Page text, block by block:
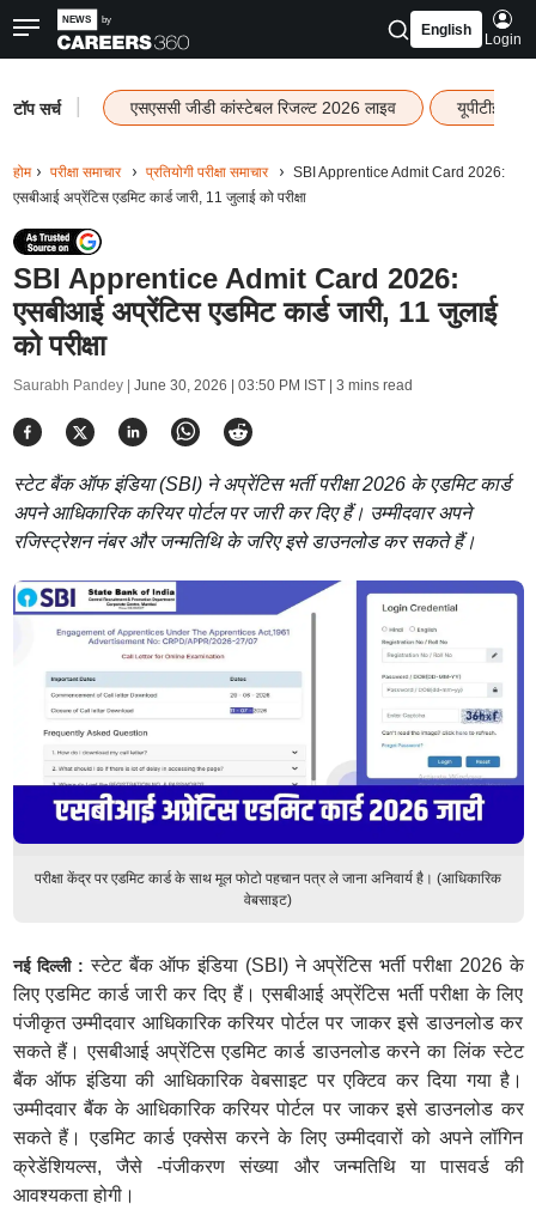
English
Login
टॉप सर्च एसएससी जीडी कांस्टेबल रिजल्ट 2026 लाइव यूपीटीईटी
होम परीक्षा समाचार प्रतियोगी परीक्षा समाचार
SBI Apprentice Admit Card 2026:
एसबीआई अप्रेंटिस एडमिट कार्ड जारी, 11 जुलाई को परीक्षा
SBI Apprentice Admit Card 2026:
एसबीआई अप्रेंटिस एडमिट कार्ड जारी, 11 जुलाई
को परीक्षा
Saurabh Pandey | June 30, 2026 | 03:50 PM IST| 3 mins read
स्टेट बैंक ऑफ इंडिया (SBI) ने अप्रेंटिस भर्ती परीक्षा 2026 के एडमिट कार्ड
अपने आधिकारिक करियर पोर्टल पर जारी कर दिए हैं। उम्मीदवार अपने
रजिस्ट्रेशन नंबर और जन्मतिथि के जरिए इसे डाउनलोड कर सकते हैं।
परीक्षा केंद्र पर एडमिट कार्ड के साथ मूल फोटो पहचान पत्र ले जाना अनिवार्य है। (आधिकारिक
वेबसाइट)
नई दिल्ली : स्टेट बैंक ऑफ इंडिया (SBI) ने अप्रेंटिस भर्ती परीक्षा 2026 के
लिए एडमिट कार्ड जारी कर दिए हैं। एसबीआई अप्रेंटिस भर्ती परीक्षा के लिए
पंजीकृत उम्मीदवार आधिकारिक करियर पोर्टल पर जाकर इसे डाउनलोड कर
सकते हैं। एसबीआई अप्रेंटिस एडमिट कार्ड डाउनलोड करने का लिंक स्टेट
बैंक ऑफ इंडिया की आधिकारिक वेबसाइट पर एक्टिव कर दिया गया है।
उम्मीदवार बैंक के आधिकारिक करियर पोर्टल पर जाकर इसे डाउनलोड कर
सकते हैं। एडमिट कार्ड एक्सेस करने के लिए उम्मीदवारों को अपने लॉगिन
क्रेडेंशियल्स, जैसे -पंजीकरण संख्या और जन्मतिथि या पासवर्ड की
आवश्यकता होगी।